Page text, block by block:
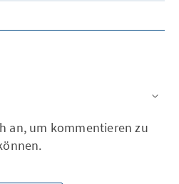
an, um kommentieren zu